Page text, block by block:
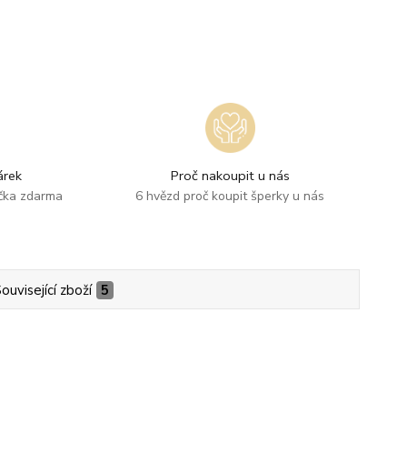
zdarma
Proč nakoupit u nás
6 hvězd proč koupit šperky u nás
zboží 5